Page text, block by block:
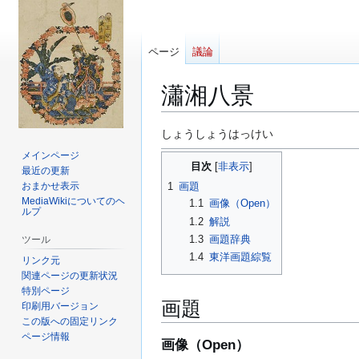
瀟湘八景
ナ
ビ
ー
移
検
索
移
しょうしょうはっけい
目次
1 画題
1.1 画像（Open）
1.2 解説
1.3 画題辞典
1.4 東洋画題綜覧
画題
画像（Open）
ページ 議論
メインページ
最近の更新
おまかせ表示
MediaWikiについてのヘ
ルプ
ツール
リンク元
関連ページの更新状況
特別ページ
印刷用バージョン
この版への固定リンク
ページ情報